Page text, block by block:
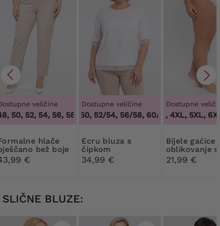
veličine
50, 52, 54, 56, 58, 60, 62, 64,46, 48, 50, 52, 54, 56, 58,
bež boje
€
Dostupne veličine
48/50, 52/54, 56/58, 60/62 ,48/50, 52/
Ecru bluza s
čipkom
34,99 €
Dostupne
3XL, 4XL, 5XL,
Bijele gaćice za
oblikovanje s
cvjetnom
21,99 €
SLIČNE BLUZE: